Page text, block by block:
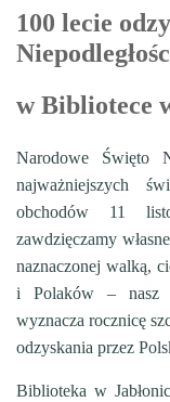
100 lecie
w Bibliotece
Narodowe Święto
najważniejszych
obchodów 11
zawdzięczamy
naznaczonej walką,
i Polaków – nasz
wyznacza rocznicę
odzyskania przez
Biblioteka w